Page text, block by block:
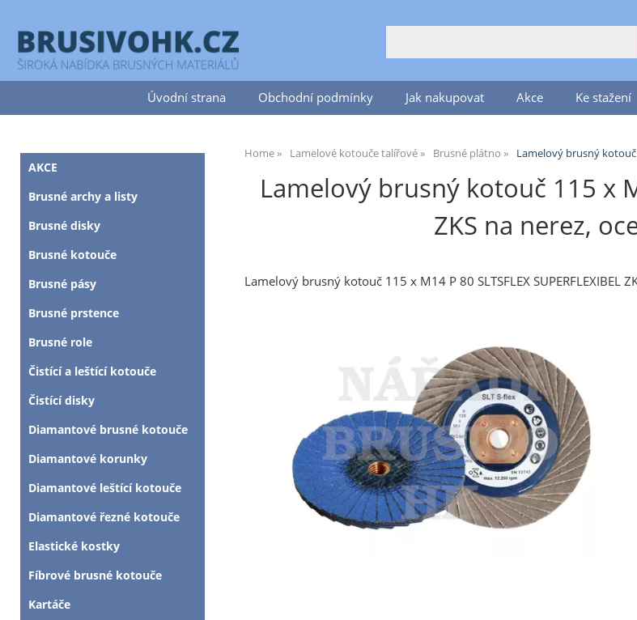
Úvodní strana Obchodní podmínky Jak nakupovat Akce Ke stažení
Home Lamelové kotouče talířové Brusné plátno Lamelový brusný kotouč
Lamelový brusný kotouč 115 x
ZKS na nerez,
Lamelový brusný kotouč 115 x M14 P 80 SLTSFLEX SUPERFLEXIBEL
AKCE
Brusné archy a listy
Brusné disky
Brusné kotouče
Brusné pásy
Brusné prstence
Brusné role
Čistící a leštící kotouče
Čistící disky
Diamantové brusné kotouče
Diamantové korunky
Diamantové leštící kotouče
Diamantové řezné kotouče
Elastické kostky
Fíbrové brusné kotouče
Kartáče